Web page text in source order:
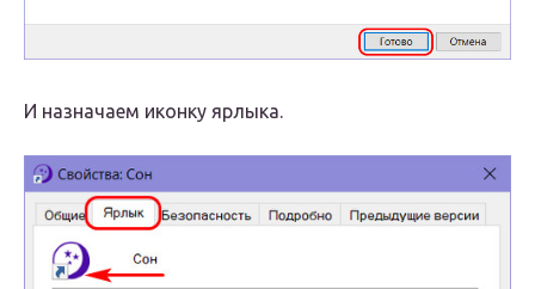
И назначаем иконку ярлыка.